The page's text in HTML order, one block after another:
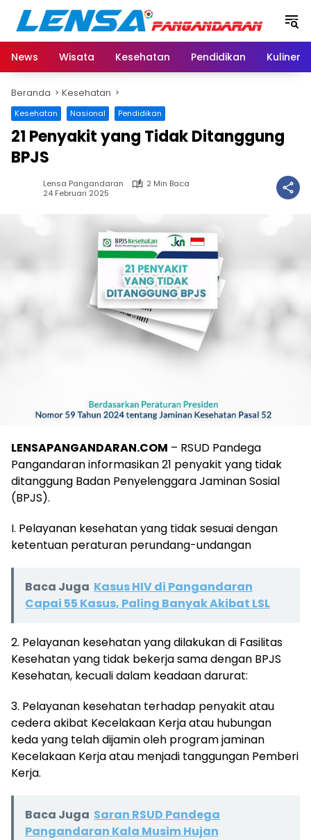
Langsung
konten
News
Wisata Kesehatan Pendidikan Kuliner
Beranda Kesehatan
Kesehatan Nasional Pendidikan
21 Penyakit yang Tidak Ditanggung
BPJS
Lensa Pangandaran
2 Min Baca
24 Februari 2025
LENSAPANGANDARAN.COM – RSUD Pandega
Pangandaran informasikan 21 penyakit yang tidak
ditanggung Badan Penyelenggara Jaminan Sosial
(BPJS).
I. Pelayanan kesehatan yang tidak sesuai dengan
ketentuan peraturan perundang-undangan
Baca Juga Kasus HIV di Pangandaran
Capai 55 Kasus, Paling Banyak Akibat LSL
2. Pelayanan kesehatan yang dilakukan di Fasilitas
Kesehatan yang tidak bekerja sama dengan BPJS
Kesehatan, kecuali dalam keadaan darurat:
3. Pelayanan kesehatan terhadap penyakit atau
cedera akibat Kecelakaan Kerja atau hubungan
keda yang telah dijamin oleh program jaminan
Kecelakaan Kerja atau menjadi tanggungan Pemberi
Kerja.
Baca Juga Saran RSUD Pandega
Pangandaran Kala Musim Hujan